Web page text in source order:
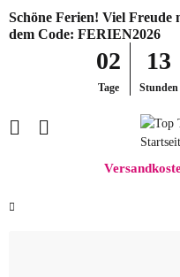
Schöne Ferien! Viel
dem Code: FERIEN2026
02
Tage
13
Stunden